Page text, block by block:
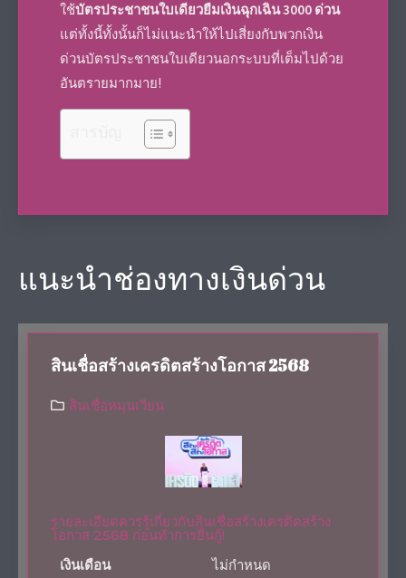
ใช้บัตรประชาชนใบเดียวยืมเงินฉุกเฉิน 3000 ด่วน
แต่ทั้งนี้ทั้งนั้นก็ไม่แนะนำให้ไปเสี่ยงกับพวกเงิน
ด่วนบัตรประชาชนใบเดียวนอกระบบที่เต็มไปด้วย
อันตรายมากมาย!
แนะนำช่องทางเงินด่วน
สินเชื่อสร้างเครดิตสร้างโอกาส 2568
สินเชื่อหมุนเวียน
รายละเอียดควรรู้เกี่ยวกับสินเชื่อสร้างเครดิตสร้าง
โอกาส 2568 ก่อนทำการยื่นกู้!
เงินเดือน
ไม่กำหนด